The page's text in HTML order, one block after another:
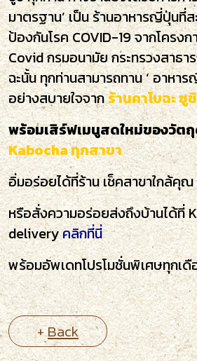
มาตรฐาน’ เป็น ร้านอาหารญี่ปุ่นที่
ป้องกันโรค COVID-19 จากโครง
Covid กรมอนามัย กระทรวงสาธ
ฉะนั้น ทุกท่านสามารถทาน ‘ อาหา
อย่างสบายใจจากร้านคาโบฉะ ซูชิ
พร้อมเสิร์ฟเมนูสดใหม่ของวัต
Kabocha ทุกสาขา
อิ่มอร่อยได้ที่ร้าน เช็คสาขาใกล้คุณ
หรือสั่งความอร่อยส่งถึงบ้านได้ที่
deliveryคลิกที่นี่
พร้อมอัพเดทโปรโมชั่นพิเศษทุกเ
+Back